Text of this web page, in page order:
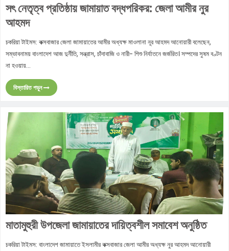
সৎ নেতৃত্ব প্রতিষ্ঠায় জামায়াত বদ্ধপরিকর: জেলা আমীর নুর
আহমদ
চকরিয়া টাইমস: কক্সবাজার জেলা জামায়াতের আমীর অধ্যক্ষ মাওলানা নূর আহমদ আনোয়ারী বলেছেন,
সম্ভাবনাময় বাংলাদেশ আজ দুর্নীতি, সন্ত্রাস, চাঁদাবাজি ও নারী- শিশু নির্যাতনে জর্জরিত। সম্পদের সুষম বণ্টন
না হওয়ায়...
বিস্তারিত পড়ুন
মাতামুহুরী উপজেলা জামায়াতের দায়িত্বশীল সমাবেশ অনুষ্ঠিত
চকরিয়া টাইমস: বাংলাদেশ জামায়াতে ইসলামীর কক্সবাজার জেলা আমীর অধ্যক্ষ নুর আহমদ আনোয়ারী